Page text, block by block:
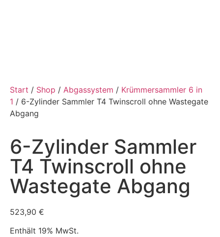
Start / Shop / Abgassystem / Krümmersammler 6 in
1 / 6-Zylinder Sammler T4 Twinscroll ohne Wastegate
Abgang
6-Zylinder Sammler
T4 Twinscroll ohne
Wastegate Abgang
523,90 €
Enthält 19% MwSt.